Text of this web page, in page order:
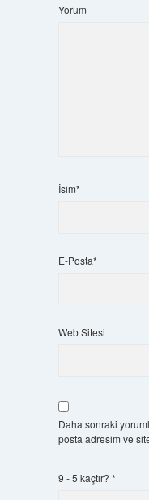
Yorum
İsim*
E-Posta*
Web Sitesi
Daha sonraki
posta adresim ve
9 - 5 kaçtır? *